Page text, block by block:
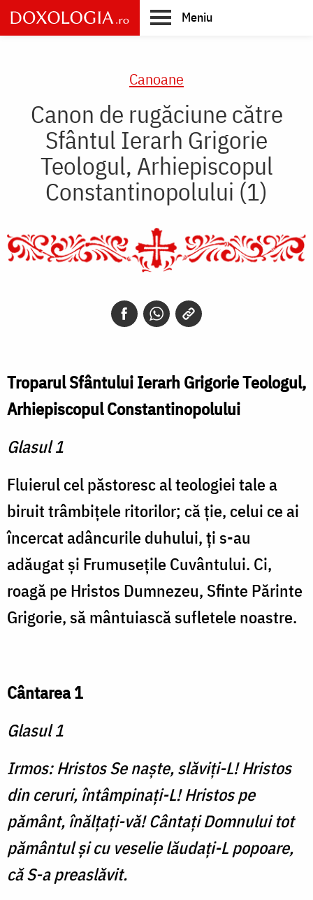
Skip
to
main
Meniu
Canoane
Canon de rugăciune către
Sfântul Ierarh Grigorie
Teologul, Arhiepiscopul
Constantinopolului (1)
Troparul Sfântului Ierarh Grigorie Teologul,
Arhiepiscopul Constantinopolului
Glasul 1
Fluierul cel păstoresc al teologiei tale a
biruit trâmbiţele ritorilor; că ţie, celui ce ai
încercat adâncurile duhului, ţi s-au
adăugat şi Frumuseţile Cuvântului. Ci,
roagă pe Hristos Dumnezeu, Sfinte Părinte
Grigorie, să mântuiască sufletele noastre.
Cântarea 1
Glasul 1
Irmos: Hristos Se naşte, slăviţi-L! Hristos
din ceruri, întâmpinaţi-L! Hristos pe
pământ, înălţaţi-vă! Cântaţi Domnului tot
pământul şi cu veselie lăudaţi-L popoare,
că S-a preaslăvit.